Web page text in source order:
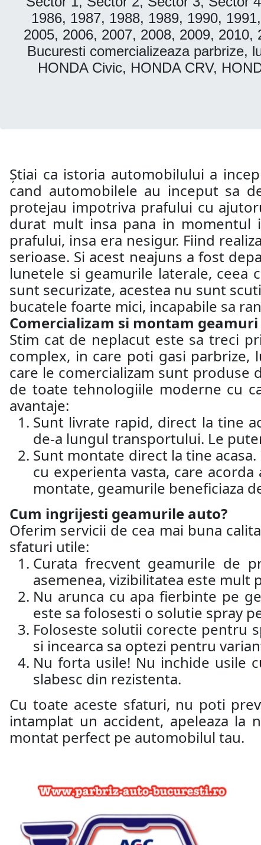
1986, 1987, 1988, 1989, 1990,
2005, 2006, 2007, 2008, 2009,
Bucuresti comercializeaza parbrize,
HONDA Civic, HONDA CRV,
Știai ca istoria automobilului a
cand automobilele au inceput sa
protejau impotriva prafului cu
durat mult insa pana in momentul
prafului, insa era nesigur. Fiind
serioase. Si acest neajuns a fost
lunetele si geamurile laterale, ceea
sunt securizate, acestea nu sunt
bucatele foarte mici, incapabile sa
Comercializam si montam
Stim cat de neplacut este sa treci
complex, in care poti gasi
care le comercializam sunt produse
de toate tehnologiile moderne cu
avantaje:
Sunt livrate rapid, direct la tine
de-a lungul transportului. Le
Sunt montate direct la tine
cu experienta vasta, care
montate, geamurile beneficiaza
Cum ingrijesti geamurile auto?
Oferim servicii de cea mai buna
sfaturi utile:
Curata frecvent geamurile de
asemenea, vizibilitatea este mult
Nu arunca cu apa fierbinte pe
este sa folosesti o solutie spray
Foloseste solutii corecte pentru
si incearca sa optezi pentru
Nu forta usile! Nu inchide usile
slabesc din rezistenta.
Cu toate aceste sfaturi, nu poti
intamplat un accident, apeleaza
montat perfect pe automobilul tau.